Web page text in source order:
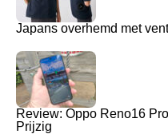
Japans overhemd met
Review: Oppo Reno16
Prijzig